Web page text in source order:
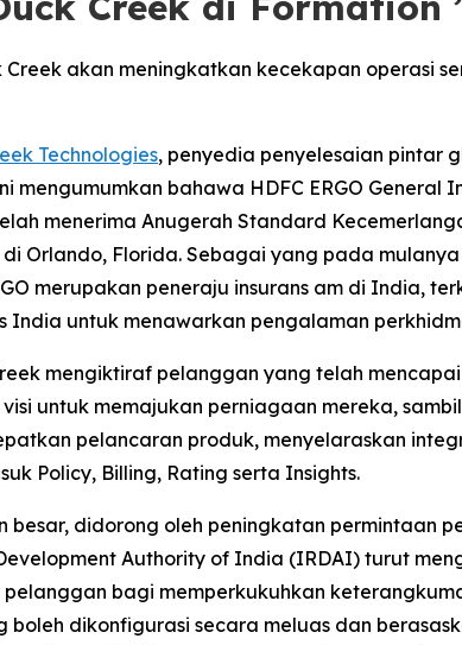
akan meningkatkan kecekapan operasi
Technologies, penyedia penyelesaian pintar
bahawa HDFC ERGO General
menerima Anugerah Standard
Orlando, Florida. Sebagai yang pada
merupakan peneraju insurans am di India,
untuk menawarkan pengalaman
mengiktiraf pelanggan yang telah
untuk memajukan perniagaan mereka,
pelancaran produk, menyelaraskan
Policy, Billing, Rating serta Insights.
besar, didorong oleh peningkatan permintaan
Authority of India (IRDAI) turut
bagi memperkukuhkan
dikonfigurasi secara meluas dan